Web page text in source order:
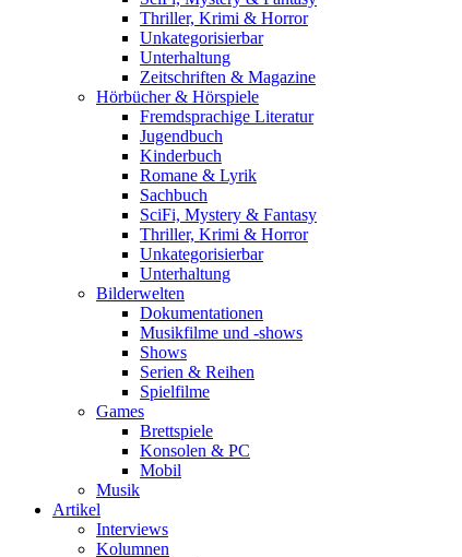
Thriller, Krimi & Horror
Unkategorisierbar
Unterhaltung
Zeitschriften & Magazine
Hörbücher & Hörspiele
Fremdsprachige Literatur
Jugendbuch
Kinderbuch
Romane & Lyrik
Sachbuch
SciFi, Mystery & Fantasy
Thriller, Krimi & Horror
Unkategorisierbar
Unterhaltung
Bilderwelten
Dokumentationen
Musikfilme und -shows
Shows
Serien & Reihen
Spielfilme
Games
Brettspiele
Konsolen & PC
Mobil
Musik
Artikel
Interviews
Kolumnen